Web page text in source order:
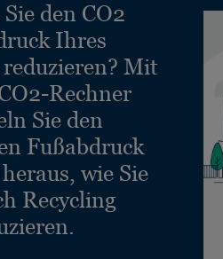
den CO2
Ihres
Mit
Rechner
Sie den
Fußabdruck
wie Sie
Recycling